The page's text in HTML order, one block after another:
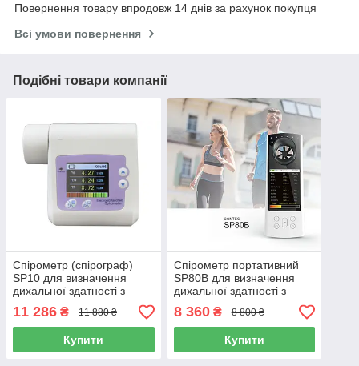
Повернення товару впродовж 14 днів за рахунок покупця
Всі умови повернення
Подібні товари компанії
Спірометр (спірограф)
SP10 для визначення
дихальної здатності з
передаванням даних на
ПК, Contec
11 286 ₴ 11 880 ₴
Купити
Спірометр портативний
SP80B для визначення
дихальної здатності з
передаванням даних
через Bluetooth, Contec
8 360₴ 8 800 ₴
Купити